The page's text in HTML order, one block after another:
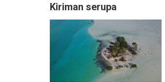
Kiriman serupa